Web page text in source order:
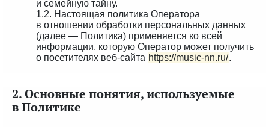
и семейную тайну.
1.2. Настоящая политика Оператора
в отношении обработки персональных данных
(далее — Политика) применяется ко всей
информации, которую Оператор может получить
о посетителях веб-сайта https://music-nn.ru/.
2. Основные понятия, используемые
в Политике